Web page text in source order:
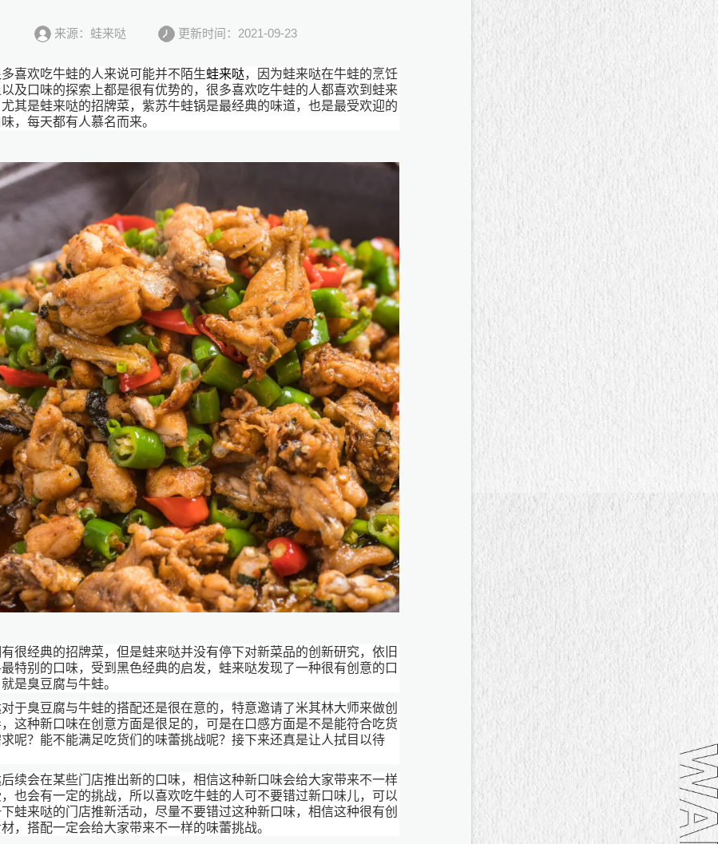
来源：蛙来哒 更新时间：2021-09-23
喜欢吃牛蛙的人来说可能并不陌生蛙来哒，因为蛙来哒在牛蛙的烹饪
及口味的探索上都是很有优势的，很多喜欢吃牛蛙的人都喜欢到蛙来
尤其是蛙来哒的招牌菜，紫苏牛蛙锅是最经典的味道，也是最受欢迎的
，每天都有人慕名而来。
很经典的招牌菜，但是蛙来哒并没有停下对新菜品的创新研究，依旧
特别的口味，受到黑色经典的启发，蛙来哒发现了一种很有创意的口
是臭豆腐与牛蛙。
于臭豆腐与牛蛙的搭配还是很在意的，特意邀请了米其林大师来做创
这种新口味在创意方面是很足的，可是在口感方面是不是能符合吃货
呢？能不能满足吃货们的味蕾挑战呢？接下来还真是让人拭目以待
续会在某些门店推出新的口味，相信这种新口味会给大家带来不一样
也会有一定的挑战，所以喜欢吃牛蛙的人可不要错过新口味儿，可以
蛙来哒的门店推新活动，尽量不要错过这种新口味，相信这种很有创
，搭配一定会给大家带来不一样的味蕾挑战。